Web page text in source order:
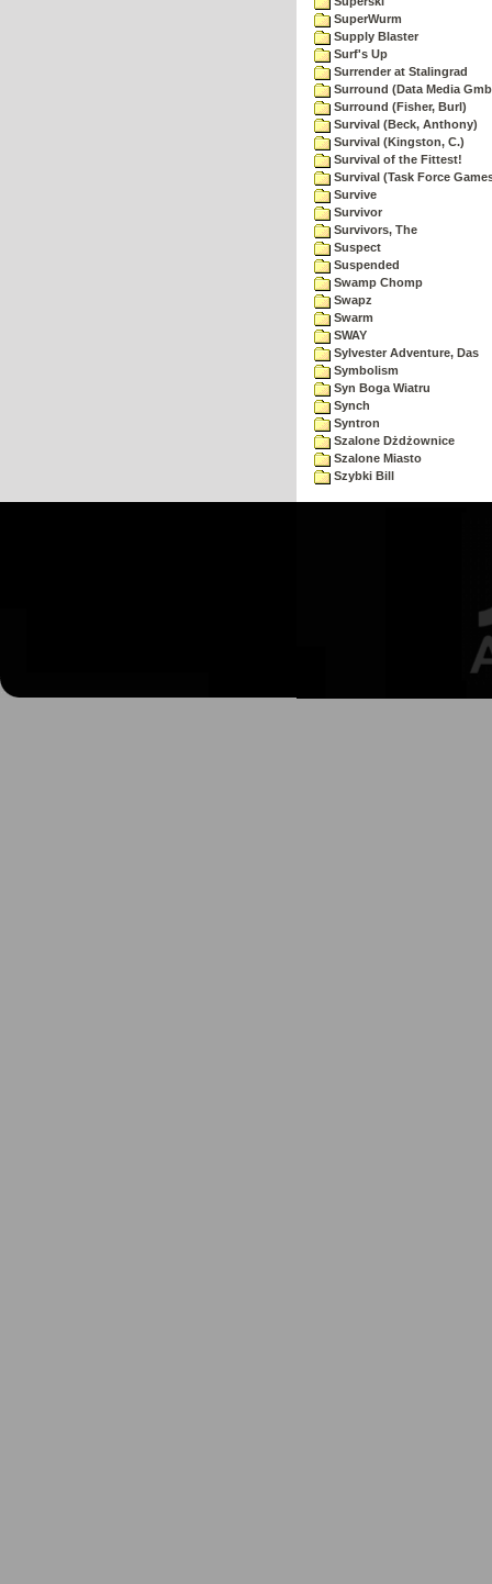
SuperWurm
Supply Blaster
Surf's Up
Surrender at Stalingrad
Surround (Data Media
Surround (Fisher, Burl)
Survival (Beck, Anthony)
Survival (Kingston, C.)
Survival of the Fittest!
Survival (Task Force
Survive
Survivor
Survivors, The
Suspect
Suspended
Swamp Chomp
Swapz
Swarm
SWAY
Sylvester Adventure, Das
Symbolism
Syn Boga Wiatru
Synch
Syntron
Szalone Dżdżownice
Szalone Miasto
Szybki Bill